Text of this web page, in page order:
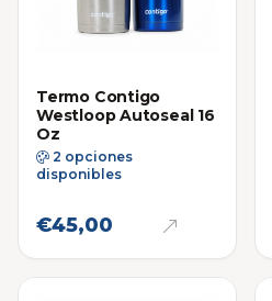
Termo Contigo
Westloop Autoseal 16
Oz
2 opciones
disponibles
€45,00